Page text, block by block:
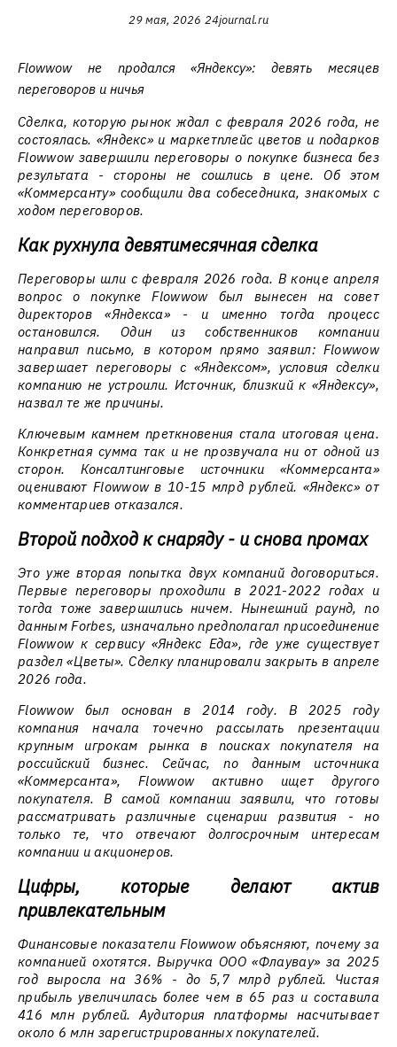
29 мая, 2026 24journal.ru
Flowwow не продался «Яндексу»: девять месяцев
переговоров и ничья
Сделка, которую рынок ждал с февраля 2026 года, не
состоялась. «Яндекс» и маркетплейс цветов и подарков
Flowwow завершили переговоры о покупке бизнеса без
результата - стороны не сошлись в цене. Об этом
«Коммерсанту» сообщили два собеседника, знакомых с
ходом переговоров.
Как рухнула девятимесячная сделка
Переговоры шли с февраля 2026 года. В конце апреля
вопрос о покупке Flowwow был вынесен на совет
директоров «Яндекса» - и именно тогда процесс
остановился. Один из собственников компании
направил письмо, в котором прямо заявил: Flowwow
завершает переговоры с «Яндексом», условия сделки
компанию не устроили. Источник, близкий к «Яндексу»,
назвал те же причины.
Ключевым камнем преткновения стала итоговая цена.
Конкретная сумма так и не прозвучала ни от одной из
сторон. Консалтинговые источники «Коммерсанта»
оценивают Flowwow в 10-15 млрд рублей. «Яндекс» от
комментариев отказался.
Второй подход к снаряду - и снова промах
Это уже вторая попытка двух компаний договориться.
Первые переговоры проходили в 2021-2022 годах и
тогда тоже завершились ничем. Нынешний раунд, по
данным Forbes, изначально предполагал присоединение
Flowwow к сервису «Яндекс Еда», где уже существует
раздел «Цветы». Сделку планировали закрыть в апреле
2026 года.
Flowwow был основан в 2014 году. В 2025 году
компания начала точечно рассылать презентации
крупным игрокам рынка в поисках покупателя на
российский бизнес. Сейчас, по данным источника
«Коммерсанта», Flowwow активно ищет другого
покупателя. В самой компании заявили, что готовы
рассматривать различные сценарии развития - но
только те, что отвечают долгосрочным интересам
компании и акционеров.
Цифры, которые делают актив
привлекательным
Финансовые показатели Flowwow объясняют, почему за
компанией охотятся. Выручка ООО «Флаувау» за 2025
год выросла на 36% - до 5,7 млрд рублей. Чистая
прибыль увеличилась более чем в 65 раз и составила
416 млн рублей. Аудитория платформы насчитывает
около 6 млн зарегистрированных покупателей.